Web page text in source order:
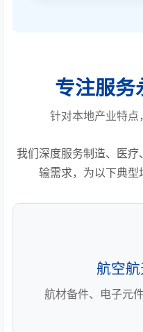
专注服务
针对本地产业特
我们深度服务制造、医
输需求，为以下典型
航空航
航材备件、电子元